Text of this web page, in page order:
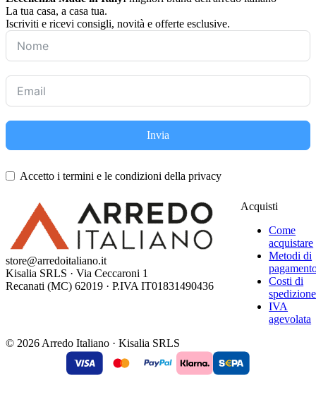
La tua casa, a casa tua.
Iscriviti e ricevi consigli, novità e offerte esclusive.
Invia
Accetto i termini e le condizioni della privacy
store@arredoitaliano.it
Kisalia SRLS · Via Ceccaroni 1
Recanati (MC) 62019 · P.IVA IT01831490436
Acquisti
Come
acquistare
Metodi di
Costi di
spedizione
IVA
agevolata
© 2026 Arredo Italiano · Kisalia SRLS